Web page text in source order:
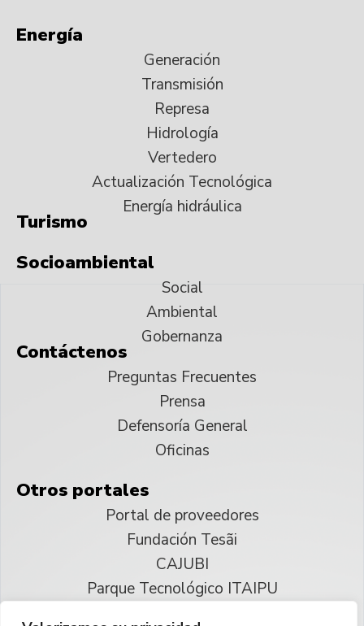
Energía
Generación
Transmisión
Represa
Hidrología
Vertedero
Actualización Tecnológica
Energía hidráulica
Turismo
Socioambiental
Social
Ambiental
Gobernanza
Contáctenos
Preguntas Frecuentes
Prensa
Defensoría General
Oficinas
Otros portales
Portal de proveedores
Fundación Tesãi
CAJUBI
Parque Tecnológico ITAIPU